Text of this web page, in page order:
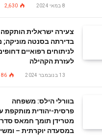
8 במאי 2024 2,630
צעירה ישראלית הותקפה
בדירתה בסנטה מוניקה;
לניתוחים רפואיים
לעזרת הקהילה
13 בנובמבר 2024
בוורלי הילס: משפחה
פרסית-יהודית מותקפת
מטרידן תומך חמאס
במסעדה יוקרתית –